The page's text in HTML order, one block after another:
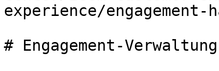
experience/
# Engagement-Verwaltung